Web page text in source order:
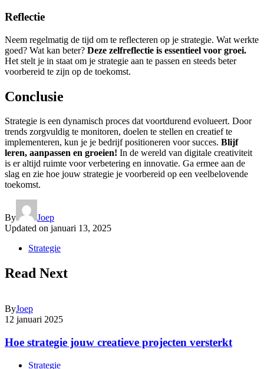
Reflectie
Neem regelmatig de tijd om te reflecteren op je strategie. Wat werkte
goed? Wat kan beter? Deze zelfreflectie is essentieel voor groei.
Het stelt je in staat om je strategie aan te passen en steeds beter
voorbereid te zijn op de toekomst.
Conclusie
Strategie is een dynamisch proces dat voortdurend evolueert. Door
trends zorgvuldig te monitoren, doelen te stellen en creatief te
implementeren, kun je je bedrijf positioneren voor succes. Blijf
leren, aanpassen en groeien! In de wereld van digitale creativiteit
is er altijd ruimte voor verbetering en innovatie. Ga ermee aan de
slag en zie hoe jouw strategie je voorbereid op een veelbelovende
toekomst.
By
Joep
Updated on januari 13, 2025
Strategie
Read Next
ByJoep
12 januari 2025
Hoe strategie jouw creatieve projecten versterkt
Strategie